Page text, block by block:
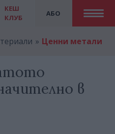
АБО
КЕШ
КЛУБ
Ценни метали
в